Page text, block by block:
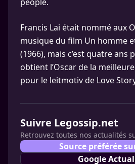
Francis Lai était nommé aux
musique du film Un homme
(1966), mais c’est quatre ans
obtient l’Oscar de la
pour le leitmotiv de Love
Suivre Legossip.net
Retrouvez toutes nos actualités
Source préférée
Google